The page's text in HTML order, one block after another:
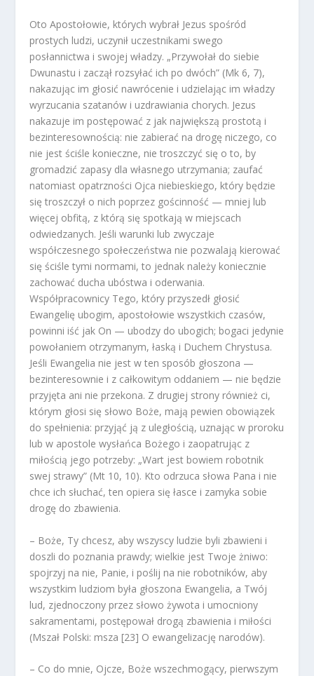
Oto Apostołowie, których wybrał Jezus spośród
prostych ludzi, uczynił uczestnikami swego
posłannictwa i swojej władzy. „Przywołał do siebie
Dwunastu i zaczął rozsyłać ich po dwóch” (Mk 6, 7),
nakazując im głosić nawrócenie i udzielając im władzy
wyrzucania szatanów i uzdrawiania chorych. Jezus
nakazuje im postępować z jak największą prostotą i
bezinteresownością: nie zabierać na drogę niczego, co
nie jest ściśle konieczne, nie troszczyć się o to, by
gromadzić zapasy dla własnego utrzymania; zaufać
natomiast opatrzności Ojca niebieskiego, który będzie
się troszczył o nich poprzez gościnność — mniej lub
więcej obfitą, z którą się spotkają w miejscach
odwiedzanych. Jeśli warunki lub zwyczaje
współczesnego społeczeństwa nie pozwalają kierować
się ściśle tymi normami, to jednak należy koniecznie
zachować ducha ubóstwa i oderwania.
Współpracownicy Tego, który przyszedł głosić
Ewangelię ubogim, apostołowie wszystkich czasów,
powinni iść jak On — ubodzy do ubogich; bogaci jedynie
powołaniem otrzymanym, łaską i Duchem Chrystusa.
Jeśli Ewangelia nie jest w ten sposób głoszona —
bezinteresownie i z całkowitym oddaniem — nie będzie
przyjęta ani nie przekona. Z drugiej strony również ci,
którym głosi się słowo Boże, mają pewien obowiązek
do spełnienia: przyjąć ją z uległością, uznając w proroku
lub w apostole wysłańca Bożego i zaopatrując z
miłością jego potrzeby: „Wart jest bowiem robotnik
swej strawy” (Mt 10, 10). Kto odrzuca słowa Pana i nie
chce ich słuchać, ten opiera się łasce i zamyka sobie
drogę do zbawienia.
– Boże, Ty chcesz, aby wszyscy ludzie byli zbawieni i
doszli do poznania prawdy; wielkie jest Twoje żniwo:
spojrzyj na nie, Panie, i poślij na nie robotników, aby
wszystkim ludziom była głoszona Ewangelia, a Twój
lud, zjednoczony przez słowo żywota i umocniony
sakramentami, postępował drogą zbawienia i miłości
(Mszał Polski: msza [23] O ewangelizację narodów).
– Co do mnie, Ojcze, Boże wszechmogący, pierwszym